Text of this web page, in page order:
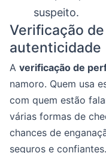
suspeito.
Verificação
autenticidade
A verificação de
namoro. Quem usa
com quem estão
várias formas de
chances de
seguros e confiantes.